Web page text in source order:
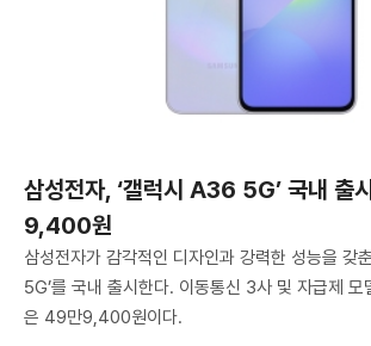
삼성전자, ‘갤럭시 A36 5G’ 국내
9,400원
삼성전자가 감각적인 디자인과 강력한 성능을 갖
5G’를 국내 출시한다. 이동통신 3사 및 자급제 모
은 49만9,400원이다.